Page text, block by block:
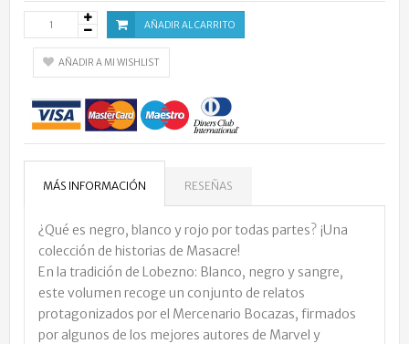
AÑADIR AL CARRITO
AÑADIR A MI WISHLIST
MÁS INFORMACIÓN RESEÑAS
¿Qué es negro, blanco y rojo por todas partes? ¡Una
colección de historias de Masacre!
En la tradición de Lobezno: Blanco, negro y sangre,
este volumen recoge un conjunto de relatos
protagonizados por el Mercenario Bocazas, firmados
por algunos de los mejores autores de Marvel y